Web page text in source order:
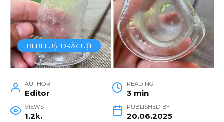
BEBELUȘI DRĂGUȚI
AUTHOR
Editor
READING
3 min
VIEWS
1.2k.
PUBLISHED BY
20.06.2025